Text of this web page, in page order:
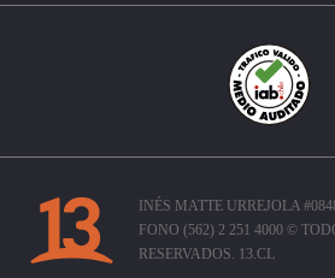
INÉS MATTE URREJOLA
FONO (562) 2 251 4000 ©
RESERVADOS. 13.CL